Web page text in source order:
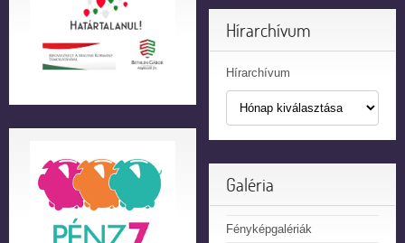
Hírarchívum
Hírarchívum
Galéria
Fényképgalériák